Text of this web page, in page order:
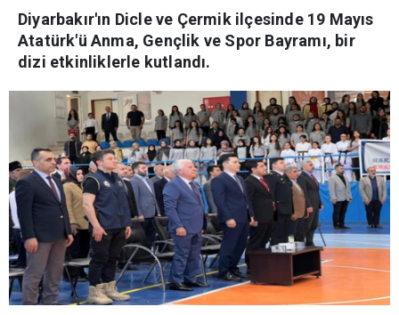
Diyarbakır'ın Dicle ve Çermik ilçesinde 19 Mayıs
Atatürk'ü Anma, Gençlik ve Spor Bayramı, bir
dizi etkinliklerle kutlandı.